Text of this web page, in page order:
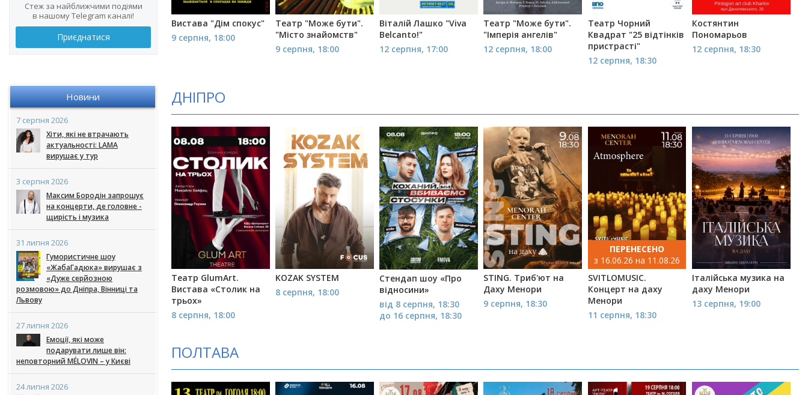
Стеж за найближчими подіями
в нашому Telegram каналі!
Приєднатися
Новини
7 серпня 2026
Хіти, які не втрачають
актуальності: LAMA
вирушає у тур
3 серпня 2026
Максим Бородін запрошує
на концерти, де головне -
щирість і музика
31 липня 2026
Гумористичне шоу
«ЖабаГадюка» вирушає з
«Дуже серйозною
розмовою» до Дніпра, Вінниці та
Львову
27 липня 2026
Емоції, які може
подарувати лише він:
неповторний MÉLOVIN – у Києві
24 липня 2026
Вистава "Дім спокус"
9 серпня, 18:00
Театр "Може бути".
"Місто знайомств"
9 серпня, 18:00
Віталій Лашко "Viva
Belcanto!"
12 серпня, 17:00
Театр "Може бути".
"Імперія ангелів"
12 серпня, 18:00
Театр Чорний
Квадрат "25 відтінків
пристрасті"
12 серпня, 18:30
Костянтин
Пономарьов
12 серпня, 18:30
ДНІПРО
Театр GlumArt.
Вистава «Столик на
трьох»
8 серпня, 18:00
KOZAK SYSTEM
8 серпня, 18:00
Стендап шоу «Про
відносини»
від 8 серпня, 18:30
до 16 серпня, 18:30
STING. Триб'ют на
Даху Менори
9 серпня, 18:30
ПЕРЕНЕСЕНО
з 16.06.26 на 11.08.26
SVITLOMUSIC.
Концерт на даху
Менори
11 серпня, 18:30
Італійська музика на
даху Менори
13 серпня, 19:00
ПОЛТАВА